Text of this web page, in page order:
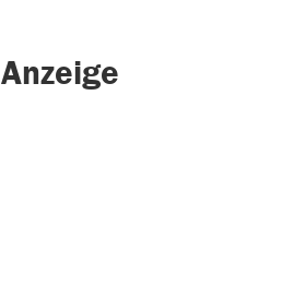
Anzeige